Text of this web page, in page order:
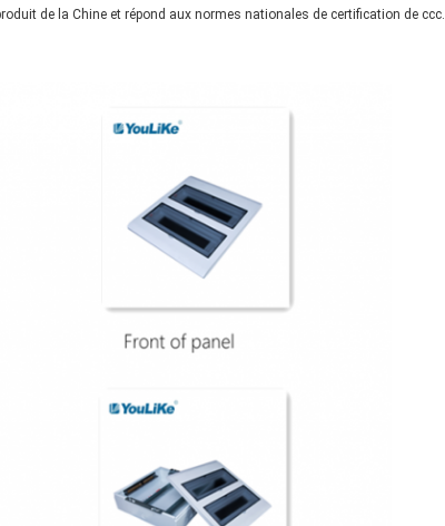
de la Chine et répond aux normes nationales de certification de ccc.